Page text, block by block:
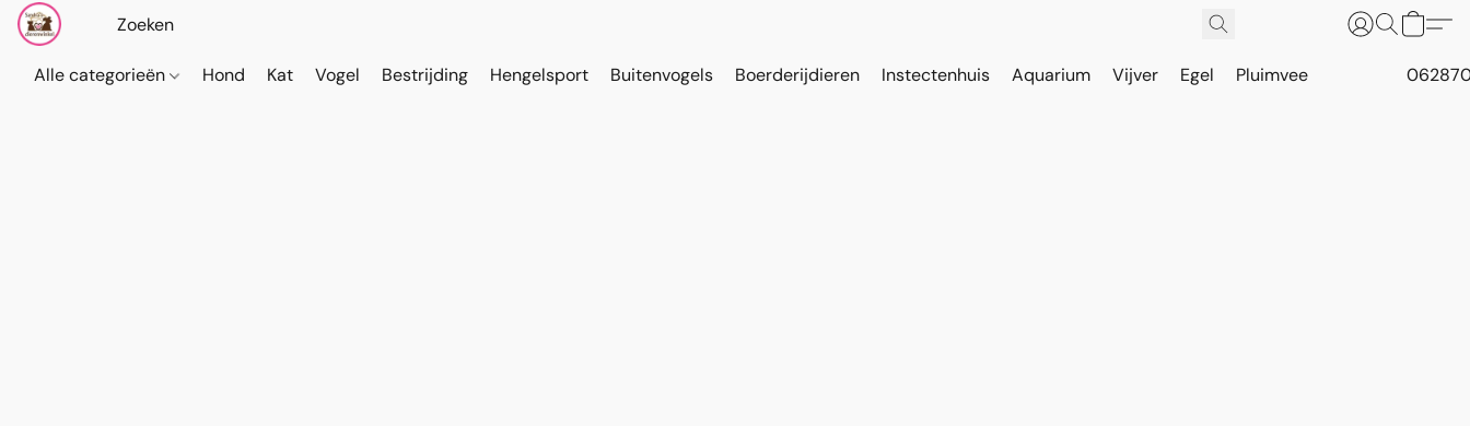
Alle categorieën Hond Kat Vogel Bestrijding Hengelsport Buitenvogels Boerderijdieren Instectenhuis Aquarium Vijver Egel Pluimvee